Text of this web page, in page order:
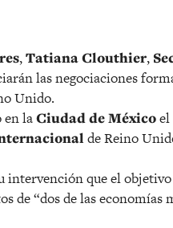
,Tatiana Clouthier,
las negociaciones
Unido.
en laCiudad de Méxicoel
de Reino
que el objetivo
de “dos de las economías